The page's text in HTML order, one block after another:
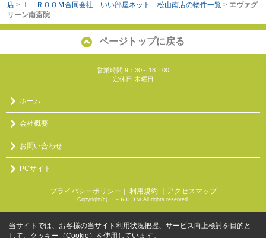
店 > Ｉ－ＲＯＯＭ合同会社 いい部屋ネット 松山南店の物件一覧 > エヴァグ
リーン南斎院
ページトップに戻る
営業時間:9：30～18：00
定休日:木曜日
ホーム
会社概要
お問い合わせ
PCサイト
プライバシーポリシー 利用規約 ｜アクセスマップ
Copyright(c) Ｉ－ＲＯＯＭ All rights reserved.
当サイトでは、お客様の当サイト利用状況把握、サービス向上検討を目的と
して、クッキー（Cookie）を使用しています。